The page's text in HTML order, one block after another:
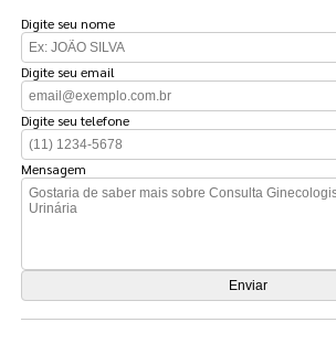
Digite seu nome
Digite seu email
Digite seu telefone
Mensagem